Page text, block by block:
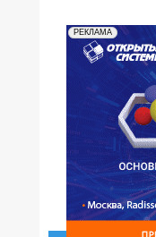
РЕКЛАМА